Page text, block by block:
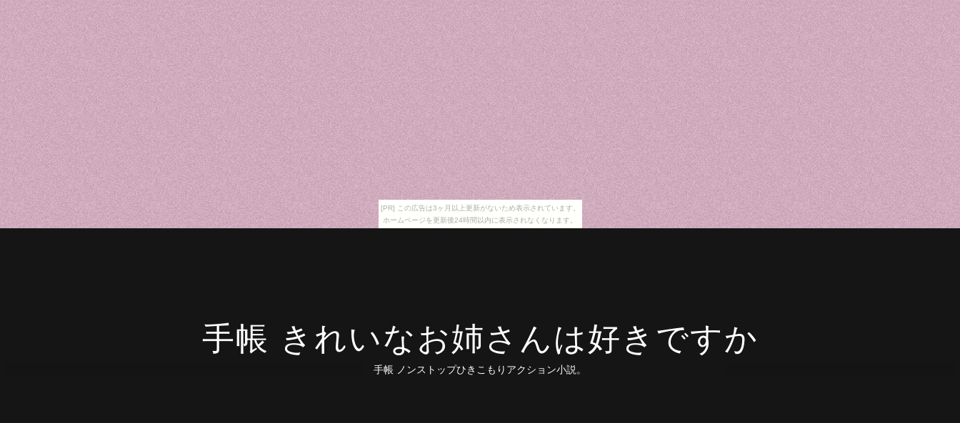
[PR] この広告は3ヶ月以上更新がないため表示されています。
ホームページを更新後24時間以内に表示されなくなります。
手帳 きれいなお姉さんは好きですか
手帳 ノンストップひきこもりアクション小説。